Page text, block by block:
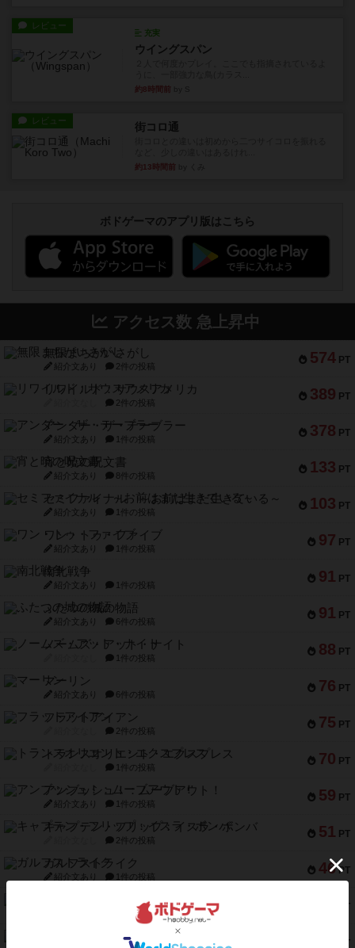
レビュー
充実
ウイングスパン
約8時間前
レビュー 街コロ通
約13時間前
ボドゲーマのアプリ版はこちら
アクセス数 急上昇中
574 PT
無限まちがいさがし
紹介文あり 2件の投稿
389 PT
リワイルド：サウスアメリカ
2件の投稿
378 PT
アンダー・ザ・テーブラー
紹介文あり 1件の投稿
133 PT
宵と暁の呪文書
紹介文あり 8件の投稿
103 PT
セミファイナル ～お前はまだ生きている～
紹介文あり 1件の投稿
97 PT
ワン・トゥ・ファイブ
紹介文あり 1件の投稿
91 PT
南北戦争
紹介文あり 1件の投稿
91 PT
ふたつの城の物語
紹介文あり 6件の投稿
88 PT
ノームズ・アット・ナイト
1件の投稿
76 PT
マーリン
紹介文あり 6件の投稿
75 PT
フラットアイアン
2件の投稿
70 PT
トランスオリエント・エクスプレス
1件の投稿
59 PT
アンブッシュ！：ムーブアウト！
紹介文あり 1件の投稿
51 PT
キャプテン・フリップ：イスラ・ボンバ
2件の投稿
46 PT
ガルフストライク
紹介文あり 1件の投稿
PT
エコーズ・オブ・タイム
8件の投稿
PT